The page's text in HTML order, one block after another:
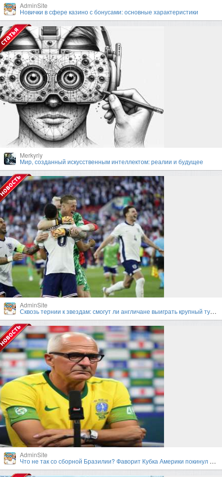
AdminSite
Новички в сфере казино с бонусами: основные характеристики
Merkyriy
Мир, созданный искусственным интеллектом: реалии и будущее
AdminSite
Сквозь тернии к звездам: смогут ли англичане выиграть крупный турнир под руководством Гарета Саутгейта?
AdminSite
Что не так со сборной Бразилии? Фаворит Кубка Америки покинул турнир в первом раунде плей-офф